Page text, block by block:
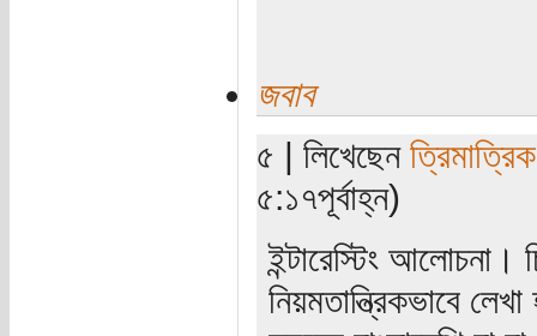
জবাব
৫ | লিখেছেন
৫:১৭পূর্বাহ্ন)
ইন্টারেস্টিং আলোচনা।
নিয়মতান্ত্রিকভাবে